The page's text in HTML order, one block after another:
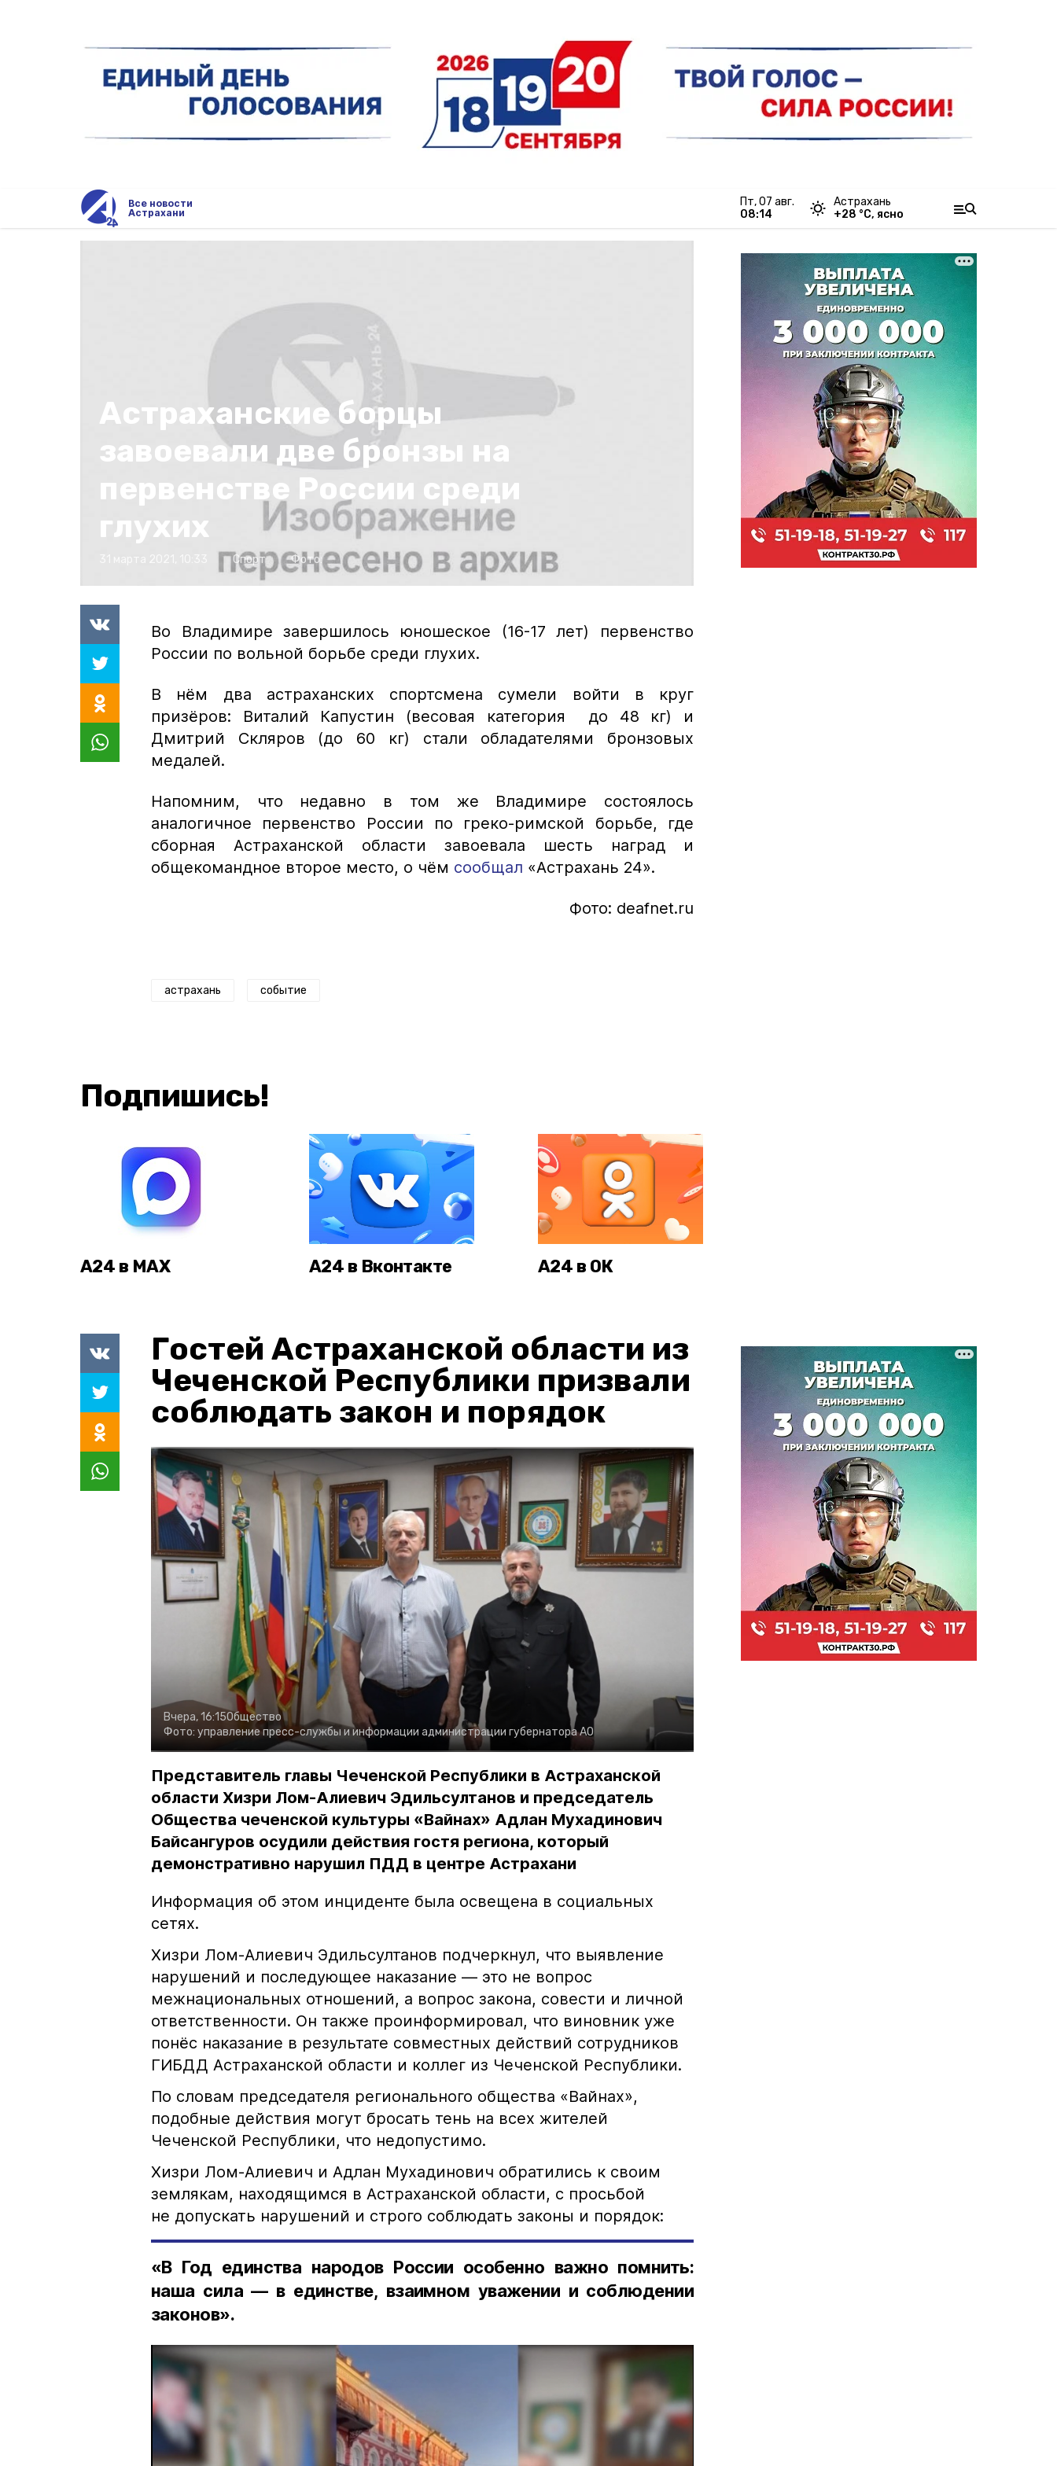
Все новости
Астрахани
пт, 07 авг.
08:14
Астрахань
+28 °С, ясно
Астраханские борцы
завоевали две бронзы на
первенстве России среди
глухих
Спорт Фото:
Во Владимире завершилось юношеское (16-17 лет) первенство
России по вольной борьбе среди глухих.
В нём два астраханских спортсмена сумели войти в круг
призёров: Виталий Капустин (весовая категория до 48 кг) и
Дмитрий Скляров (до 60 кг) стали обладателями бронзовых
медалей.
Напомним, что недавно в том же Владимире состоялось
аналогичное первенство России по греко-римской борьбе, где
сборная Астраханской области завоевала шесть наград и
общекомандное второе место, о чём сообщал «Астрахань 24».
Фото: deafnet.ru
астрахань событие
Подпишись!
А24 в MAX А24 в Вконтакте А24 в ОК
Гостей Астраханской области из
Чеченской Республики призвали
соблюдать закон и порядок
Вчера, 16:15Общество
Фото: управление пресс-службы и информации администрации губернатора АО
Представитель главы Чеченской Республики в Астраханской
области Хизри Лом-Алиевич Эдильсултанов и председатель
Общества чеченской культуры «Вайнах» Адлан Мухадинович
Байсангуров осудили действия гостя региона, который
демонстративно нарушил ПДД в центре Астрахани
Информация об этом инциденте была освещена в социальных
сетях.
Хизри Лом-Алиевич Эдильсултанов подчеркнул, что выявление
нарушений и последующее наказание — это не вопрос
межнациональных отношений, а вопрос закона, совести и личной
ответственности. Он также проинформировал, что виновник уже
понёс наказание в результате совместных действий сотрудников
ГИБДД Астраханской области и коллег из Чеченской Республики.
По словам председателя регионального общества «Вайнах»,
подобные действия могут бросать тень на всех жителей
Чеченской Республики, что недопустимо.
Хизри Лом-Алиевич и Адлан Мухадинович обратились к своим
землякам, находящимся в Астраханской области, с просьбой
не допускать нарушений и строго соблюдать законы и порядок:
«В Год единства народов России особенно важно помнить:
наша сила — в единстве, взаимном уважении и соблюдении
законов».